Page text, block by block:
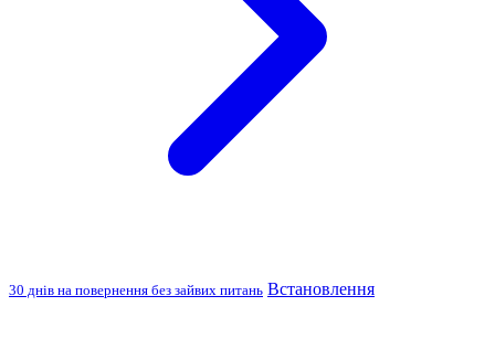
30 днів на повернення без зайвих питань Встановлення